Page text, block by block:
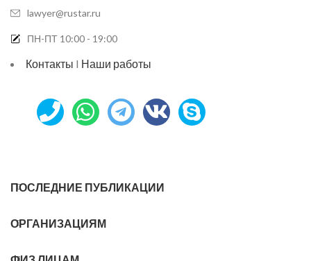
lawyer@rustar.ru
ПН-ПТ 10:00 - 19:00
Контакты I Наши работы
ПОСЛЕДНИЕ ПУБЛИКАЦИИ
ОРГАНИЗАЦИЯМ